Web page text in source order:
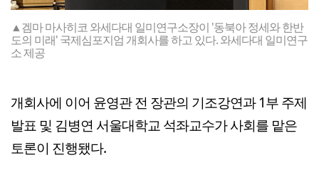
▲겜마 마사히코 와세다대 일미연구소장이 '동북아 정세와 한반
도의 미래' 국제심포지엄 개회사를 하고 있다. 와세다대 일미연구
소 제공
개회사에 이어 윤영관 전 장관의 기조강연과 1부 주제
발표 및 김병연 서울대학교 석좌교수가 사회를 맡은
토론이 진행됐다.